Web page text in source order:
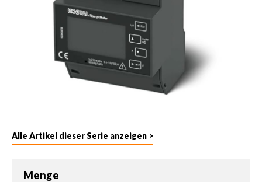
Alle Artikel dieser Serie anzeigen >
Menge